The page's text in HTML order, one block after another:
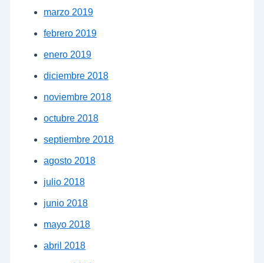
marzo 2019
febrero 2019
enero 2019
diciembre 2018
noviembre 2018
octubre 2018
septiembre 2018
agosto 2018
julio 2018
junio 2018
mayo 2018
abril 2018